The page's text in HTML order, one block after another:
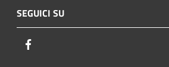
SEGUICI SU